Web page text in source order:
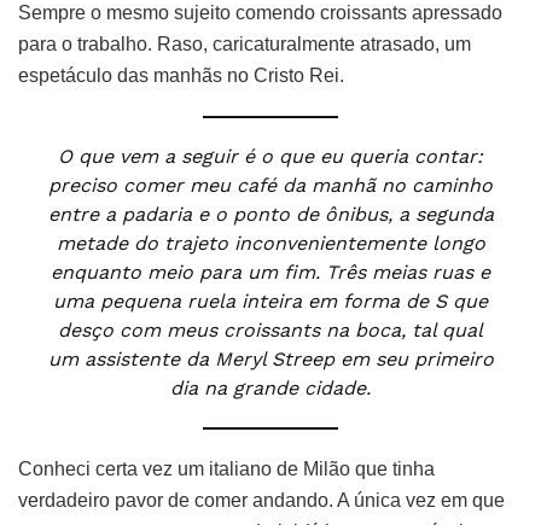
Sempre o mesmo sujeito comendo croissants apressado
para o trabalho. Raso, caricaturalmente atrasado, um
espetáculo das manhãs no Cristo Rei.
O que vem a seguir é o que eu queria contar:
preciso comer meu café da manhã no caminho
entre a padaria e o ponto de ônibus, a segunda
metade do trajeto inconvenientemente longo
enquanto meio para um fim. Três meias ruas e
uma pequena ruela inteira em forma de S que
desço com meus croissants na boca, tal qual
um assistente da Meryl Streep em seu primeiro
dia na grande cidade.
Conheci certa vez um italiano de Milão que tinha
verdadeiro pavor de comer andando. A única vez em que